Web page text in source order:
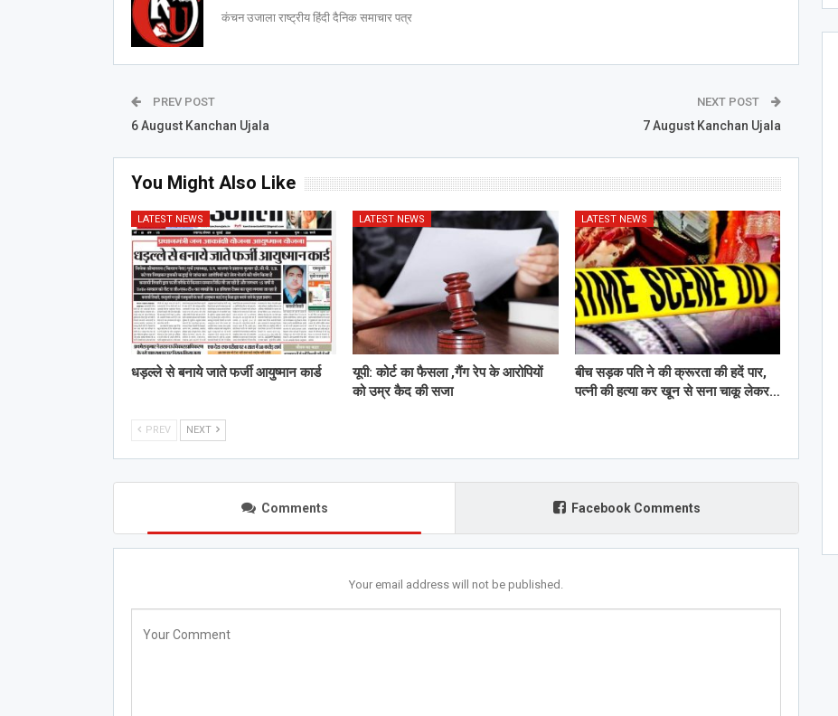
कंचन उजाला राष्ट्रीय हिंदी दैनिक समाचार पत्र
PREV POST
6 August Kanchan Ujala
NEXT POST
7 August Kanchan Ujala
You Might Also Like
LATEST NEWS
धड़ल्ले से बनाये जाते फर्जी आयुष्मान कार्ड
LATEST NEWS
यूपी: कोर्ट का फैसला ,गैंग रेप के आरोपियों
को उम्र कैद की सजा
LATEST NEWS
बीच सड़क पत‍ि ने की क्रूरता की हदें पार,
पत्‍नी की हत्‍या कर खून से सना चाकू लेकर…
PREV NEXT
Comments Facebook Comments
Your email address will not be published.